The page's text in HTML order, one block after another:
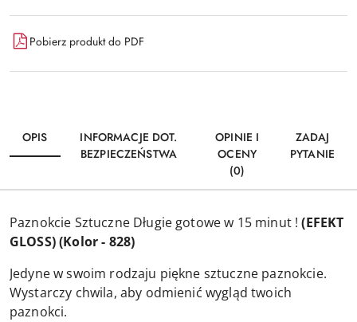
Pobierz produkt do PDF
OPIS
INFORMACJE DOT.
BEZPIECZEŃSTWA
OPINIE I
OCENY
(0)
ZADAJ
PYTANIE
Paznokcie Sztuczne Długie gotowe w 15 minut ! (EFEKT
GLOSS) (Kolor - 828)
Jedyne w swoim rodzaju piękne sztuczne paznokcie.
Wystarczy chwila, aby odmienić wygląd twoich
paznokci.